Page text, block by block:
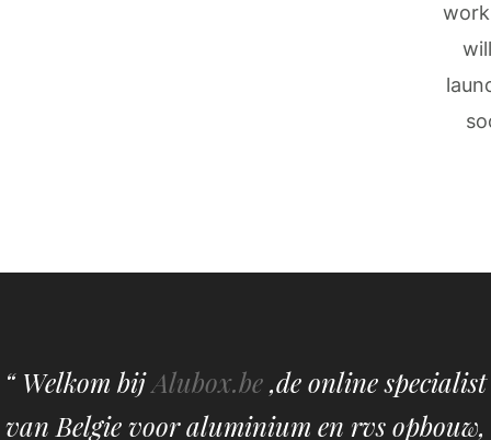
“ Welkom bijAlubox.be,de online specialist
van Belgie voor aluminium en rvs opbouw,